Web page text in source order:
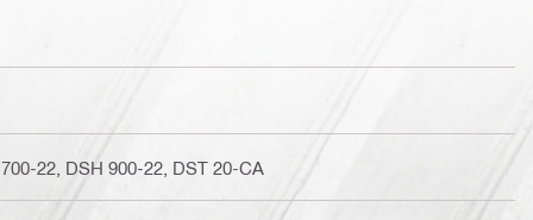
22, DSH 900-22, DST 20-CA